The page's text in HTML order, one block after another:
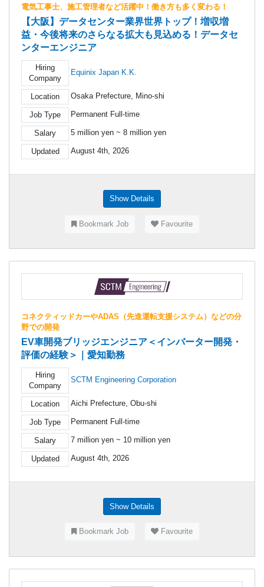
電気工事士、施工管理者など活躍中！働き方も多く変わる！
【大阪】データセンター業界世界トップ！増収増
益・今後将来のさらなる拡大も見込める！データセ
ンターエンジニア
Hiring
Company
Equinix Japan K.K.
Location Osaka Prefecture, Mino-shi
Job Type Permanent Full-time
Salary 5 million yen ~ 8 million yen
Updated August 4th, 2026
Show Details
Bookmark Job Favourite
コネクティッドカーやADAS（先進運転支援システム）などの分
野での開発
EV車開発ブリッジエンジニア＜インバーター開発・
評価の経験＞｜愛知勤務
Hiring
Company
SCTM Engineering Corporation
Location Aichi Prefecture, Obu-shi
Job Type Permanent Full-time
Salary 7 million yen ~ 10 million yen
Updated August 4th, 2026
Show Details
Bookmark Job Favourite